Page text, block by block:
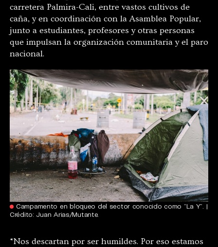
carretera Palmira-Cali, entre vastos cultivos de
caña, y en coordinación con la Asamblea Popular,
junto a estudiantes, profesores y otras personas
que impulsan la organización comunitaria y el paro
nacional.
Campamento en bloqueo del sector conocido como “La Y”. |
Crédito: Juan Arias/Mutante.
“Nos descartan por ser humildes. Por eso estamos